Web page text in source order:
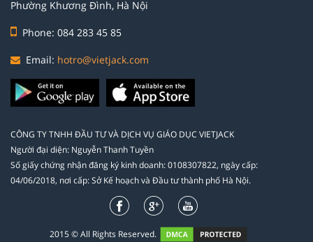
Phường Khương Đình, Hà Nội
Phone: 084 283 45 85
Email: hotro@vietjack.com
CÔNG TY TNHH ĐẦU TƯ VÀ DỊCH VỤ GIÁO DỤC VIETJACK
Người đại diện: Nguyễn Thanh Tuyền
Số giấy chứng nhận đăng ký kinh doanh: 0108307822, ngày cấp:
04/06/2018, nơi cấp: Sở Kế hoạch và Đầu tư thành phố Hà Nội.
2015 © All Rights Reserved.